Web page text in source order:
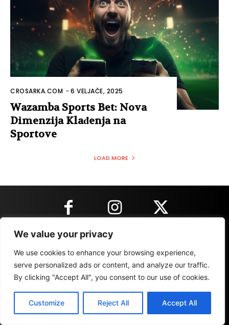
We value your privacy
We use cookies to enhance your browsing experience,
serve personalized ads or content, and analyze our traffic.
By clicking "Accept All", you consent to our use of cookies.
Customize Reject All Accept All
CROSARKA.COM -6 VELJAČE, 2025
Wazamba Sports Bet: Nova
Dimenzija Klađenja na
Sportove
LOAD MORE
KONTAKT INFORMACIJE
IMPRESSUM MARKETING REZULTATI